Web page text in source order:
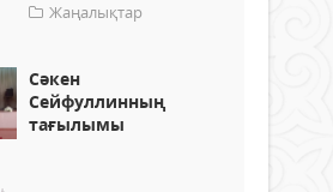
Жаңалықтар
Сәкен
Сейфуллинның
тағылымы